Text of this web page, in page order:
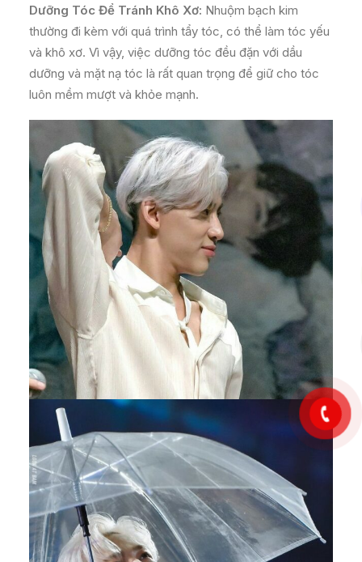
Dưỡng Tóc Để Tránh Khô Xơ: Nhuộm bạch kim
thường đi kèm với quá trình tẩy tóc, có thể làm tóc yếu
và khô xơ. Vì vậy, việc dưỡng tóc đều đặn với dầu
dưỡng và mặt nạ tóc là rất quan trọng để giữ cho tóc
luôn mềm mượt và khỏe mạnh.